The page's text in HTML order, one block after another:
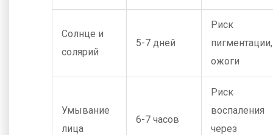
Солнце и
солярий
5-7 дней
Риск
пигментации,
ожоги
Умывание
лица
6-7 часов
Риск
воспаления
через